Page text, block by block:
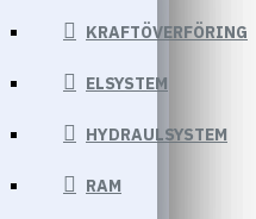
KRAFTÖVERFÖRING
ELSYSTEM
HYDRAULSYSTEM
RAM